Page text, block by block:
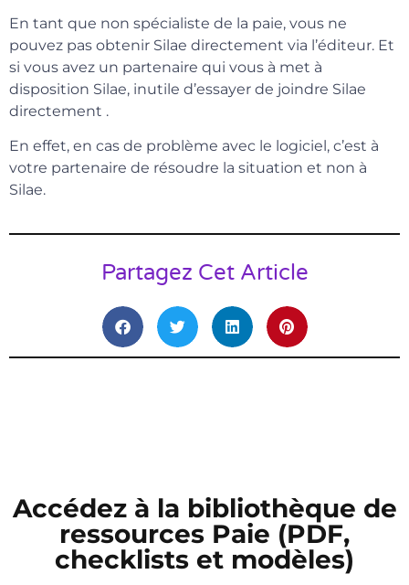
En tant que non spécialiste de la paie, vous ne
pouvez pas obtenir Silae directement via l’éditeur. Et
si vous avez un partenaire qui vous à met à
disposition Silae, inutile d’essayer de joindre Silae
directement .
En effet, en cas de problème avec le logiciel, c’est à
votre partenaire de résoudre la situation et non à
Silae.
Partagez Cet Article
Accédez à la bibliothèque de
ressources Paie (PDF,
checklists et modèles)